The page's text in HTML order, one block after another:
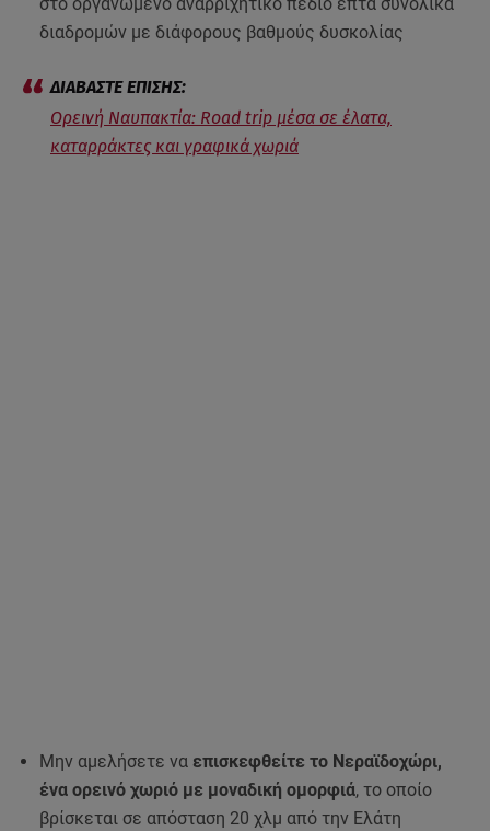
στο οργανωμένο αναρριχητικό πεδίο επτά συνολικά
διαδρομών με διάφορους βαθμούς δυσκολίας
Ορεινή Ναυπακτία: Road trip μέσα σε έλατα,
καταρράκτες και γραφικά χωριά
Μην αμελήσετε να επισκεφθείτε το Νεραϊδοχώρι,
ένα ορεινό χωριό με μοναδική ομορφιά, το οποίο
βρίσκεται σε απόσταση 20 χλμ από την Ελάτη